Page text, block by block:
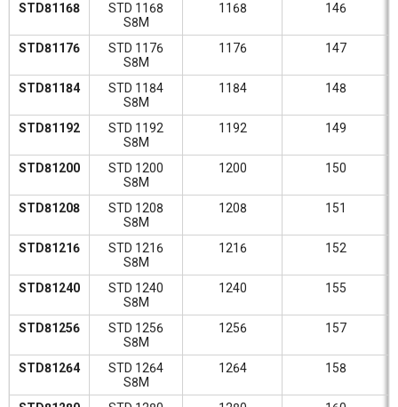
STD81168
STD 1168
S8M
1168 146
STD81176
STD 1176
S8M
1176 147
STD81184
STD 1184
S8M
1184 148
STD81192
STD 1192
S8M
1192 149
STD81200
STD 1200
S8M
1200 150
STD81208
STD 1208
S8M
1208 151
STD81216
STD 1216
S8M
1216 152
STD81240
STD 1240
S8M
1240 155
STD81256
STD 1256
S8M
1256 157
STD81264
STD 1264
S8M
1264 158